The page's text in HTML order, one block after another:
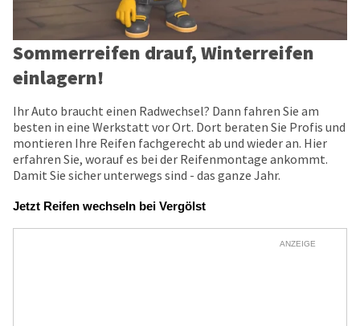
Sommerreifen drauf, Winterreifen
einlagern!
Ihr Auto braucht einen Radwechsel? Dann fahren Sie am
besten in eine Werkstatt vor Ort. Dort beraten Sie Profis und
montieren Ihre Reifen fachgerecht ab und wieder an. Hier
erfahren Sie, worauf es bei der Reifenmontage ankommt.
Damit Sie sicher unterwegs sind - das ganze Jahr.
Jetzt Reifen wechseln bei Vergölst
ANZEIGE